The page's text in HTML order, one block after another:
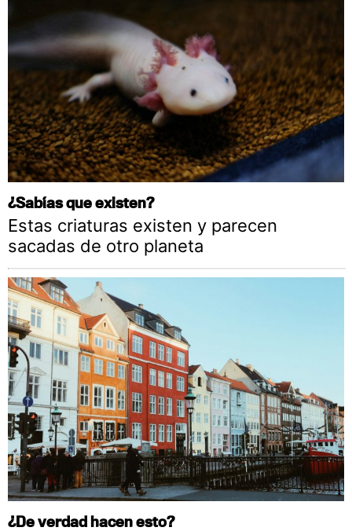
¿Sabías que existen?
Estas criaturas existen y parecen
sacadas de otro planeta
¿De verdad hacen esto?